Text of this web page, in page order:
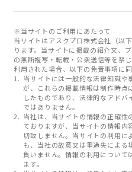
※当サイトのご利用にあたって
当サイトはアスクプロ株式会社（以
ります。当サイトに掲載の紹介文、
の無断複写・転載・公衆送信等を禁
利用された場合、以下の免責事項に
当サイトには一般的な法律知識や
が、これらの掲載情報は制作時点
したものであり、法律的なアド
ではありません。
当社は、当サイトの情報の正確性
ておりますが、当サイトの情報内
切致しません。当サイトの利用に
も、当社の故意又は重過失による
負いません。情報の利用について
ます。